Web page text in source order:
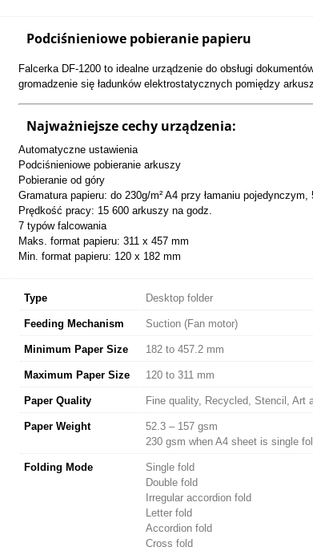
Podciśnieniowe pobieranie papieru
Falcerka DF-1200 to idealne urządzenie do obsługi
gromadzenie się ładunków elektrostatycznych pomiędzy
Najważniejsze cechy urządzenia:
Automatyczne ustawienia
Podciśnieniowe pobieranie arkuszy
Pobieranie od góry
Gramatura papieru: do 230g/m² A4 przy łamaniu pojedynczym,
Prędkość pracy: 15 600 arkuszy na godz.
7 typów falcowania
Maks. format papieru: 311 x 457 mm
Min. format papieru: 120 x 182 mm
Type Desktop folder
Feeding Mechanism Suction (Fan motor)
Minimum Paper Size 182 to 457.2 mm
Maximum Paper Size 120 to 311 mm
Paper Quality Fine quality, Recycled, Stencil, Art
Paper Weight
52.3 – 157 gsm
230 gsm when A4 sheet is single
Folding Mode
Single fold
Double fold
Irregular accordion fold
Letter fold
Accordion fold
Cross fold